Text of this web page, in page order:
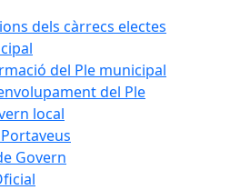
dels càrrecs electes
del Ple municipal
del Ple
local
Govern